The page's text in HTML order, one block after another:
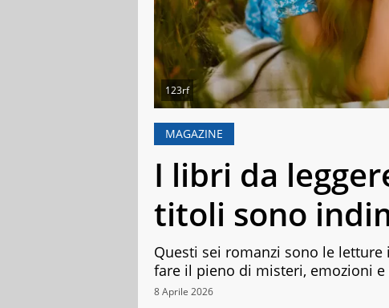
123rf
MAGAZINE
I libri da
titoli sono
Questi sei romanzi sono le
fare il pieno di misteri, emozioni
8 Aprile 2026